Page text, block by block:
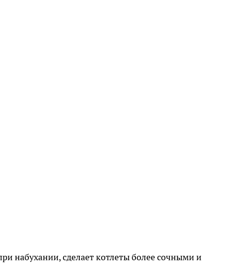
набухании, сделает котлеты более сочными и